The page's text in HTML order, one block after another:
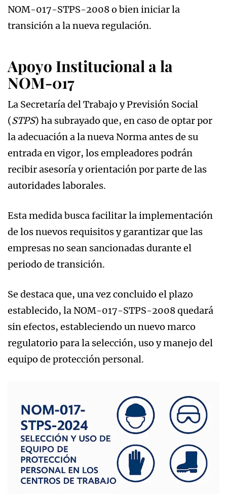
NOM-017-STPS-2008 o bien iniciar la
transición a la nueva regulación.
Apoyo Institucional a la
NOM-017
La Secretaría del Trabajo y Previsión Social
(STPS) ha subrayado que, en caso de optar por
la adecuación a la nueva Norma antes de su
entrada en vigor, los empleadores podrán
recibir asesoría y orientación por parte de las
autoridades laborales.
Esta medida busca facilitar la implementación
de los nuevos requisitos y garantizar que las
empresas no sean sancionadas durante el
periodo de transición.
Se destaca que, una vez concluido el plazo
establecido, la NOM-017-STPS-2008 quedará
sin efectos, estableciendo un nuevo marco
regulatorio para la selección, uso y manejo del
equipo de protección personal.